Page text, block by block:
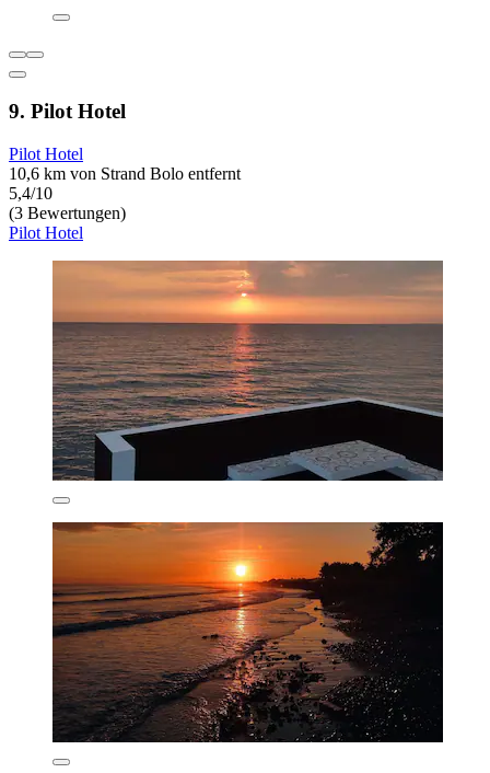
9. Pilot Hotel
Pilot Hotel
10,6 km von Strand Bolo entfernt
5,4/10
(3 Bewertungen)
Pilot Hotel